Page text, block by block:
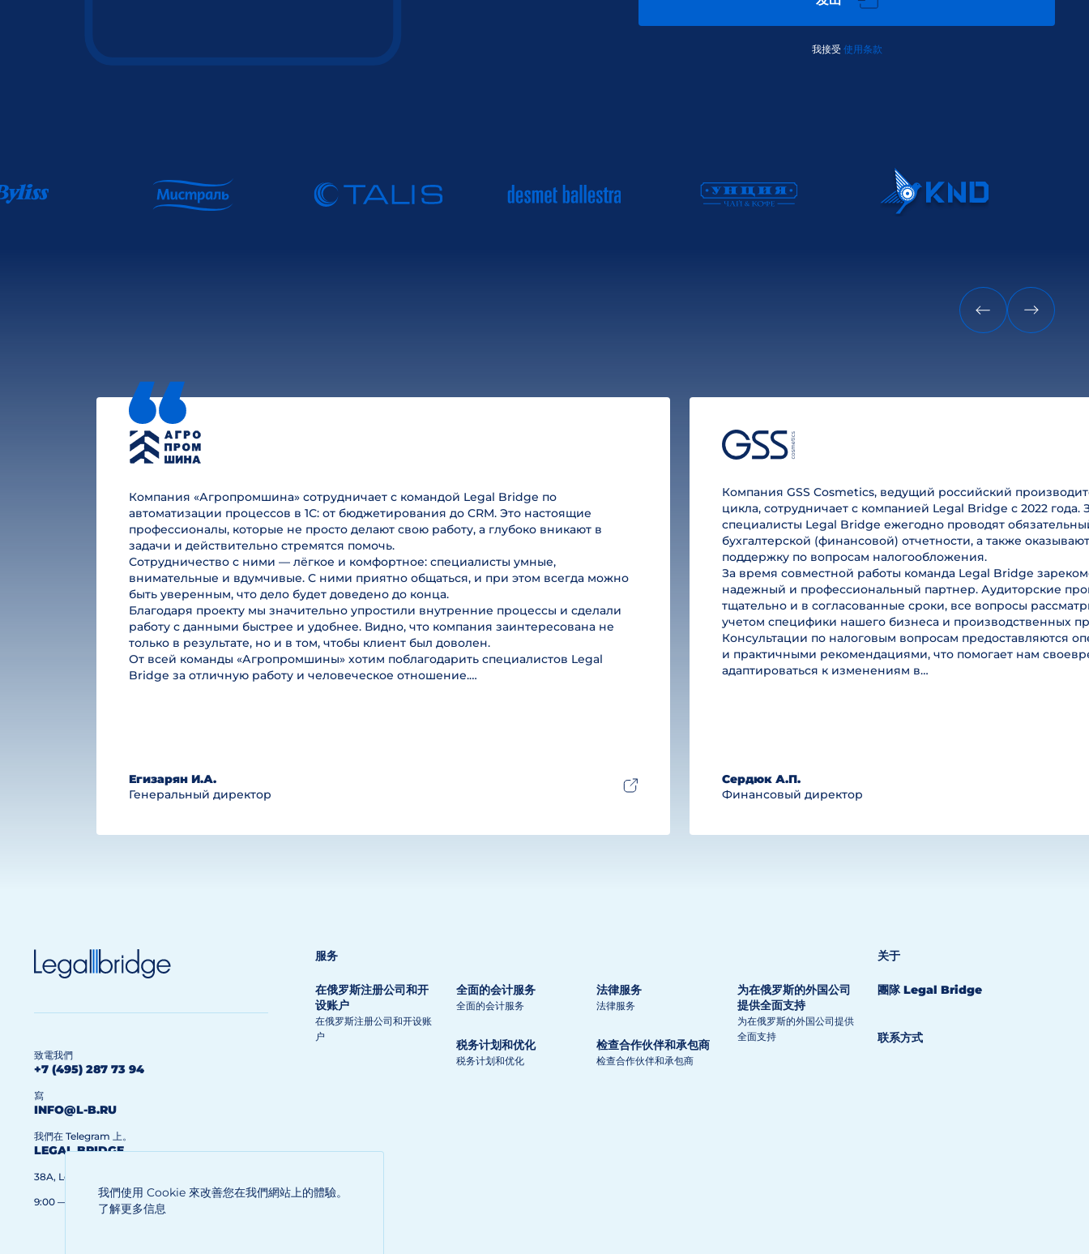
我們使用 Cookie 來改善您在我們網站上的體驗。
了解更多信息
我接受 使用条款
Компания «Агропромшина» сотрудничает с командой Legal Bridge по
автоматизации процессов в 1С: от бюджетирования до CRM. Это настоящие
профессионалы, которые не просто делают свою работу, а глубоко вникают в
задачи и действительно стремятся помочь.
Сотрудничество с ними — лёгкое и комфортное: специалисты умные,
внимательные и вдумчивые. С ними приятно общаться, и при этом всегда можно
быть уверенным, что дело будет доведено до конца.
Благодаря проекту мы значительно упростили внутренние процессы и сделали
работу с данными быстрее и удобнее. Видно, что компания заинтересована не
только в результате, но и в том, чтобы клиент был доволен.
От всей команды «Агропромшины» хотим поблагодарить специалистов Legal
Bridge за отличную работу и человеческое отношение.…
Егизарян И.А.
Генеральный директор
Компания GSS Cosmetics, ведущий российский
цикла, сотрудничает с компанией Legal Bridge с 2022 года.
специалисты Legal Bridge ежегодно проводят
бухгалтерской (финансовой) отчетности, а также
поддержку по вопросам налогообложения.
За время совместной работы команда Legal Bridge
надежный и профессиональный партнер. Аудиторские
тщательно и в согласованные сроки, все вопросы
учетом специфики нашего бизнеса и производственных
Консультации по налоговым вопросам предоставляются
и практичными рекомендациями, что помогает нам
адаптироваться к изменениям в…
Сердюк А.П.
Финансовый директор
致電我們
+7 (495) 287 73 94
寫
INFO@L-B.RU
我們在 Telegram 上。
LEGAL BRIDGE
38A, Leninskiy Prospect, Moscow, 119334, Russia
9:00 — 20:00（周一至周五）
服务
在俄罗斯注册公司和开
设账户
在俄罗斯注册公司和开设账
户
全面的会计服务
全面的会计服务
税务计划和优化
税务计划和优化
法律服务
法律服务
检查合作伙伴和承包商
检查合作伙伴和承包商
为在俄罗斯的外国公司
提供全面支持
为在俄罗斯的外国公司提供
全面支持
关于
團隊 Legal Bridge
联系方式